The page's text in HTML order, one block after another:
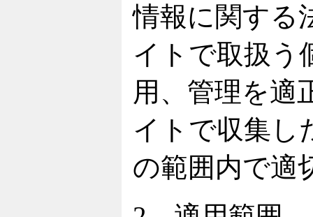
情報に関する
イトで取扱う
用、管理を適
イトで収集し
の範囲内で適